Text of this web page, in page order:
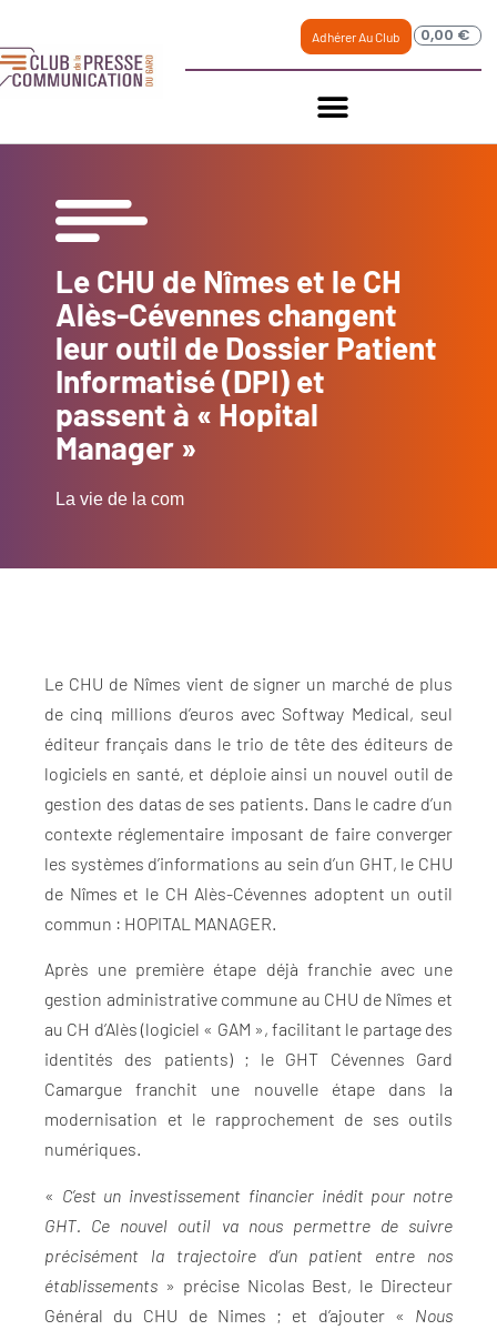
Adhérer Au Club 0,00 €
Le CHU de Nîmes et le CH
Alès-Cévennes changent
leur outil de Dossier Patient
Informatisé (DPI) et
passent à « Hopital
Manager »
La vie de la com
Le CHU de Nîmes vient de signer un marché de plus
de cinq millions d’euros avec Softway Medical, seul
éditeur français dans le trio de tête des éditeurs de
logiciels en santé, et déploie ainsi un nouvel outil de
gestion des datas de ses patients. Dans le cadre d’un
contexte réglementaire imposant de faire converger
les systèmes d’informations au sein d’un GHT, le CHU
de Nîmes et le CH Alès-Cévennes adoptent un outil
commun : HOPITAL MANAGER.
Après une première étape déjà franchie avec une
gestion administrative commune au CHU de Nîmes et
au CH d’Alès (logiciel « GAM », facilitant le partage des
identités des patients) ; le GHT Cévennes Gard
Camargue franchit une nouvelle étape dans la
modernisation et le rapprochement de ses outils
numériques.
« C’est un investissement financier inédit pour notre
GHT. Ce nouvel outil va nous permettre de suivre
précisément la trajectoire d’un patient entre nos
établissements » précise Nicolas Best, le Directeur
Général du CHU de Nimes ; et d’ajouter « Nous